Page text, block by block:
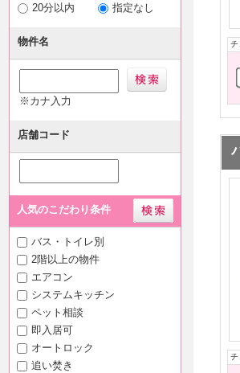
20分以内
指定なし
物件名
※カナ入力
店舗コード
人気のこだわり条件
バス・トイレ別
2階以上の物件
エアコン
システムキッチン
ペット相談
即入居可
オートロック
追い焚き
チ
チ